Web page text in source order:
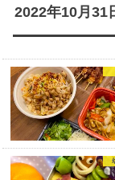
2022年10月31